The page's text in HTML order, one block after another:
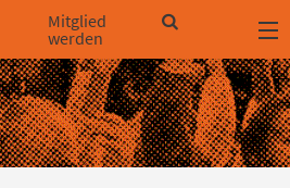
springen
springen
springen
Mitglied
werden